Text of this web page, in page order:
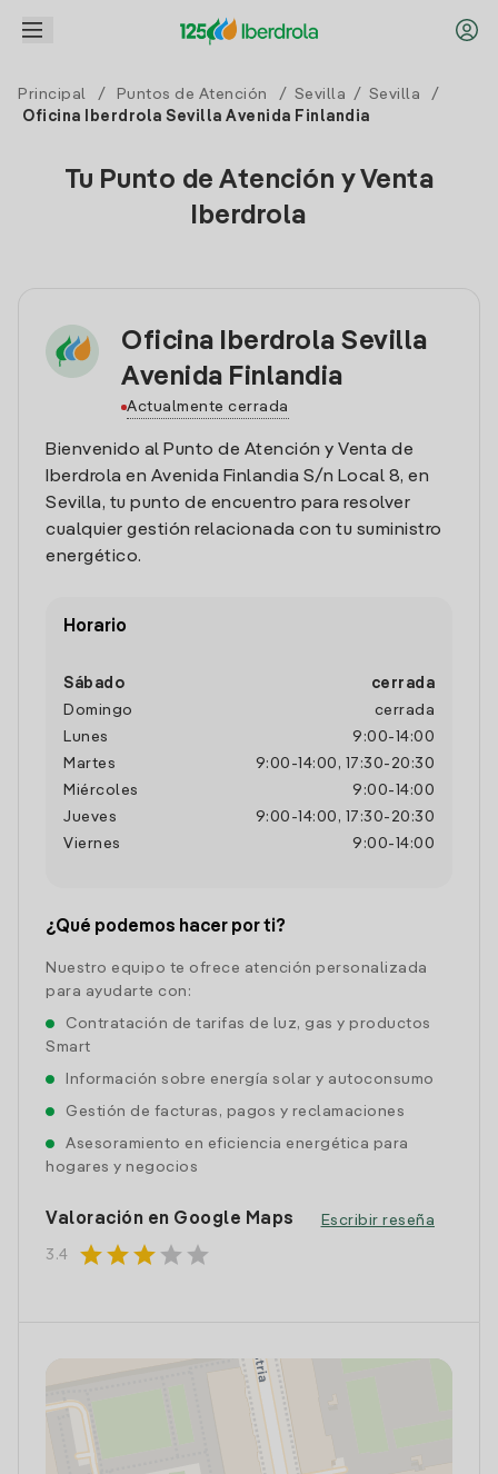
Principal / Puntos de Atención / Sevilla / Sevilla
/
Oficina Iberdrola Sevilla Avenida Finlandia
Tu Punto de Atención y Venta
Iberdrola
Oficina Iberdrola Sevilla
Avenida Finlandia
Actualmente cerrada
Bienvenido al Punto de Atención y Venta de
Iberdrola en Avenida Finlandia S/n Local 8, en
Sevilla, tu punto de encuentro para resolver
cualquier gestión relacionada con tu suministro
energético.
Horario
Sábado
cerrada
Domingo
cerrada
Lunes
9:00- 14:00
Martes
9:00 - 14:00 , 17:30- 20:30
Miércoles
9:00- 14:00
Jueves
9:00 - 14:00 , 17:30- 20:30
Viernes
9:00- 14:00
¿Qué podemos hacer por ti?
Nuestro equipo te ofrece atención personalizada
para ayudarte con:
Contratación de tarifas de luz, gas y productos
Smart
Información sobre energía solar y autoconsumo
Gestión de facturas, pagos y reclamaciones
Asesoramiento en eficiencia energética para
hogares y negocios
Valoración en Google Maps
3.4 starstarstar star star
Escribir reseña